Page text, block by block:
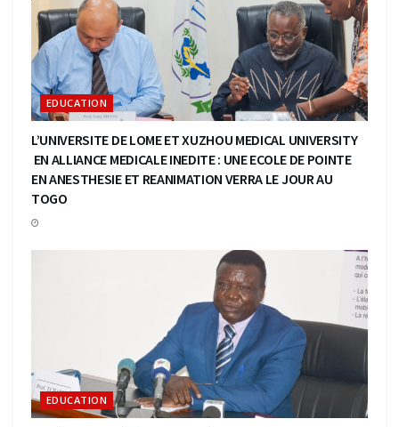
EDUCATION
L’UNIVERSITE DE LOME ET XUZHOU MEDICAL UNIVERSITY
EN ALLIANCE MEDICALE INEDITE : UNE ECOLE DE POINTE
EN ANESTHESIE ET REANIMATION VERRA LE JOUR AU
TOGO
EDUCATION